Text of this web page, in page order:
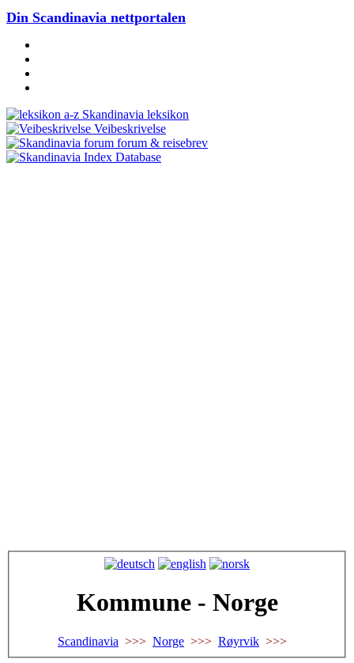
Din Scandinavia nettportalen
Skandinavia leksikon
Veibeskrivelse
forum & reisebrev
Database
Kommune - Norge
Scandinavia >>> Norge >>> Røyrvik